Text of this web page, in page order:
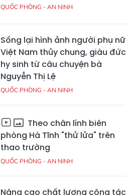
QUỐC PHÒNG - AN NINH
Sống lại hình ảnh người phụ nữ
Việt Nam thủy chung, giàu đức
hy sinh từ câu chuyện bà
Nguyễn Thị Lệ
QUỐC PHÒNG - AN NINH
Theo chân lính biên
phòng Hà Tĩnh "thử lửa" trên
thao trường
QUỐC PHÒNG - AN NINH
Nâng cao chất lượng công tác